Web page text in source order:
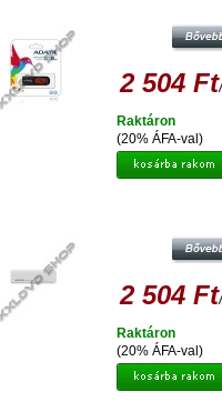
2 504 Ft
(20% ÁFA-val)
Raktáron
2 504 Ft
(20% ÁFA-val)
Raktáron